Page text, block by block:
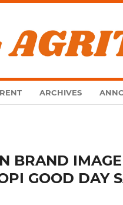
ARCHIVES
BRAND IMAGE
GOOD DAY